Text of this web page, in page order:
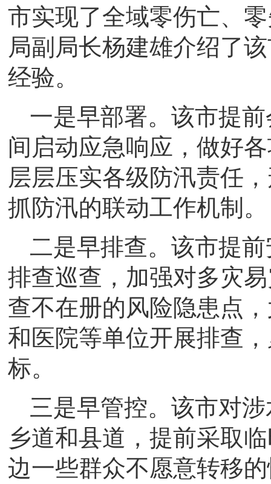
市实现了全域零伤亡、
局副局长杨建雄介绍了
经验。
一是早部署。该市提
间启动应急响应，做好
层层压实各级防汛责任
抓防汛的联动工作机制。
二是早排查。该市提
排查巡查，加强对多灾
查不在册的风险隐患点
和医院等单位开展排查
标。
三是早管控。该市对
乡道和县道，提前采取
边一些群众不愿意转移